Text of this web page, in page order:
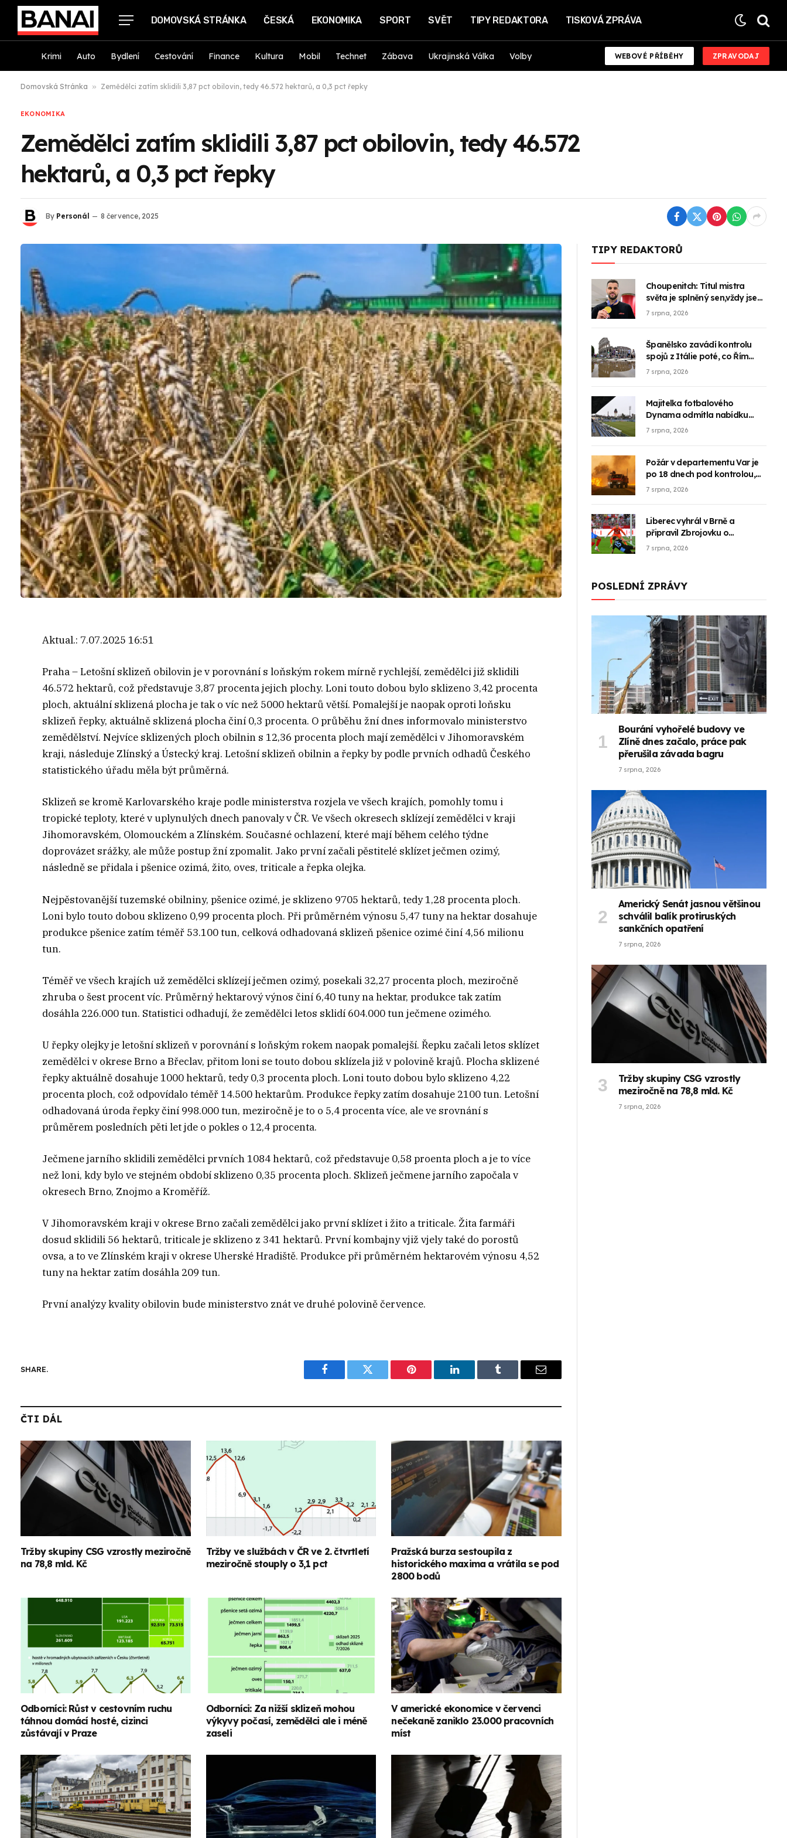
DOMOVSKÁ STRÁNKA ČESKÁ EKONOMIKA SPORT SVĚT TIPY REDAKTORA TISKOVÁ ZPRÁVA
Krimi Auto Bydlení Cestování Finance Kultura Mobil Technet Zábava Ukrajinská Válka Volby WEBOVÉ PŘÍBĚHY ZPRAVODAJ
Domovská Stránka » Zemědělci zatím sklidili 3,87 pct obilovin, tedy 46.572 hektarů, a 0,3 pct řepky
EKONOMIKA
Zemědělci zatím sklidili 3,87 pct obilovin, tedy 46.572
hektarů, a 0,3 pct řepky
By Personál 8 července, 2025
Aktual.: 7.07.2025 16:51
Praha – Letošní sklizeň obilovin je v porovnání s loňským rokem mírně rychlejší, zemědělci již sklidili
46.572 hektarů, což představuje 3,87 procenta jejich plochy. Loni touto dobou bylo sklizeno 3,42 procenta
ploch, aktuální sklizená plocha je tak o víc než 5000 hektarů větší. Pomalejší je naopak oproti loňsku
sklizeň řepky, aktuálně sklizená plocha činí 0,3 procenta. O průběhu žní dnes informovalo ministerstvo
zemědělství. Nejvíce sklizených ploch obilnin s 12,36 procenta ploch mají zemědělci v Jihomoravském
kraji, následuje Zlínský a Ústecký kraj. Letošní sklizeň obilnin a řepky by podle prvních odhadů Českého
statistického úřadu měla být průměrná.
Sklizeň se kromě Karlovarského kraje podle ministerstva rozjela ve všech krajích, pomohly tomu i
tropické teploty, které v uplynulých dnech panovaly v ČR. Ve všech okresech sklízejí zemědělci v kraji
Jihomoravském, Olomouckém a Zlínském. Současné ochlazení, které mají během celého týdne
doprovázet srážky, ale může postup žní zpomalit. Jako první začali pěstitelé sklízet ječmen ozimý,
následně se přidala i pšenice ozimá, žito, oves, triticale a řepka olejka.
Nejpěstovanější tuzemské obilniny, pšenice ozimé, je sklizeno 9705 hektarů, tedy 1,28 procenta ploch.
Loni bylo touto dobou sklizeno 0,99 procenta ploch. Při průměrném výnosu 5,47 tuny na hektar dosahuje
produkce pšenice zatím téměř 53.100 tun, celková odhadovaná sklizeň pšenice ozimé činí 4,56 milionu
tun.
Téměř ve všech krajích už zemědělci sklízejí ječmen ozimý, posekali 32,27 procenta ploch, meziročně
zhruba o šest procent víc. Průměrný hektarový výnos činí 6,40 tuny na hektar, produkce tak zatím
dosáhla 226.000 tun. Statistici odhadují, že zemědělci letos sklidí 604.000 tun ječmene ozimého.
U řepky olejky je letošní sklizeň v porovnání s loňským rokem naopak pomalejší. Řepku začali letos sklízet
zemědělci v okrese Brno a Břeclav, přitom loni se touto dobou sklízela již v polovině krajů. Plocha sklizené
řepky aktuálně dosahuje 1000 hektarů, tedy 0,3 procenta ploch. Loni touto dobou bylo sklizeno 4,22
procenta ploch, což odpovídalo téměř 14.500 hektarům. Produkce řepky zatím dosahuje 2100 tun. Letošní
odhadovaná úroda řepky činí 998.000 tun, meziročně je to o 5,4 procenta více, ale ve srovnání s
průměrem posledních pěti let jde o pokles o 12,4 procenta.
Ječmene jarního sklidili zemědělci prvních 1084 hektarů, což představuje 0,58 proenta ploch a je to více
než loni, kdy bylo ve stejném období sklizeno 0,35 procenta ploch. Sklizeň ječmene jarního započala v
okresech Brno, Znojmo a Kroměříž.
V Jihomoravském kraji v okrese Brno začali zemědělci jako první sklízet i žito a triticale. Žita farmáři
dosud sklidili 56 hektarů, triticale je sklizeno z 341 hektarů. První kombajny vjiž vjely také do porostů
ovsa, a to ve Zlínském kraji v okrese Uherské Hradiště. Produkce při průměrném hektarovém výnosu 4,52
tuny na hektar zatím dosáhla 209 tun.
První analýzy kvality obilovin bude ministerstvo znát ve druhé polovině července.
SHARE.
Facebook Twitter Pinterest LinkedIn Tumblr Email
ČTI DÁL
Tržby skupiny CSG vzrostly meziročně
na 78,8 mld. Kč
Tržby ve službách v ČR ve 2. čtvrtletí
meziročně stouply o 3,1 pct
Pražská burza sestoupila z
historického maxima a vrátila se pod
2800 bodů
Odborníci: Růst v cestovním ruchu
táhnou domácí hosté, cizinci
zůstávají v Praze
Odborníci: Za nižší sklizeň mohou
výkyvy počasí, zemědělci ale i méně
zaseli
V americké ekonomice v červenci
nečekaně zaniklo 23.000 pracovních
míst
TIPY REDAKTORŮ
Choupenitch: Titul mistra
světa je splněný sen,vždy jsem
snil o tom být nejlepší
7 srpna, 2026
Španělsko zavádí kontrolu
spojů z Itálie poté, co Řím
odmítl zrušit své kontroly
7 srpna, 2026
Majitelka fotbalového
Dynama odmítla nabídku
Jihočeského kraje na odkup
7 srpna, 2026
Požár v departementu Var je
po 18 dnech pod kontrolou,
uvedla prefektura
7 srpna, 2026
Liberec vyhrál v Brně a
připravil Zbrojovku o
neporazitelnost
7 srpna, 2026
POSLEDNÍ ZPRÁVY
Bourání vyhořelé budovy ve
Zlíně dnes začalo, práce pak
přerušila závada bagru
7 srpna, 2026
Americký Senát jasnou většinou
schválil balík protiruských
sankčních opatření
7 srpna, 2026
Tržby skupiny CSG vzrostly
meziročně na 78,8 mld. Kč
7 srpna, 2026